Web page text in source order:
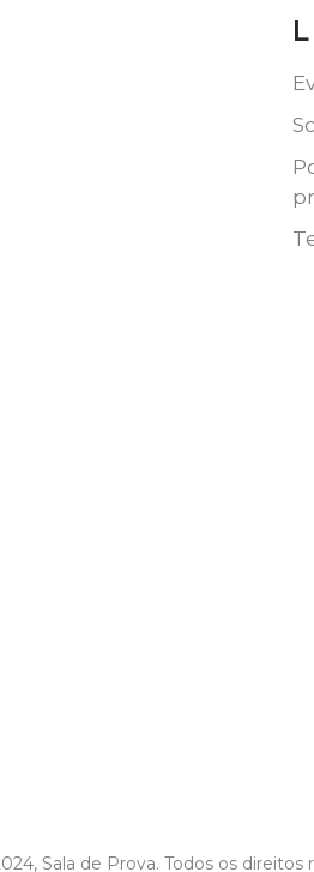
Sala de Prova. Todos os direitos